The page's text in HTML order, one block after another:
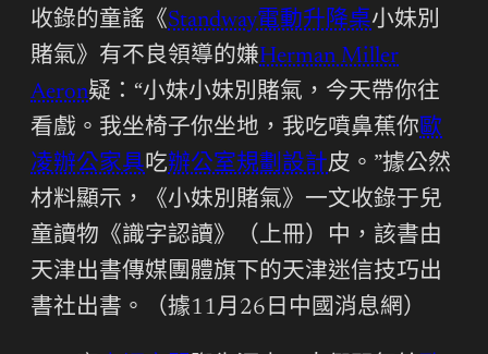
收錄的童謠《Standway電動升降桌小妹別
賭氣》有不良領導的嫌Herman Miller
Aeron疑：“小妹小妹別賭氣，今天帶你往
看戲。我坐椅子你坐地，我吃噴鼻蕉你歐
凌辦公家具吃辦公室規劃設計皮。”據公然
材料顯示，《小妹別賭氣》一文收錄于兒
童讀物《識字認讀》（上冊）中，該書由
天津出書傳媒團體旗下的天津迷信技巧出
書社出書。（據11月26日中國消息網）